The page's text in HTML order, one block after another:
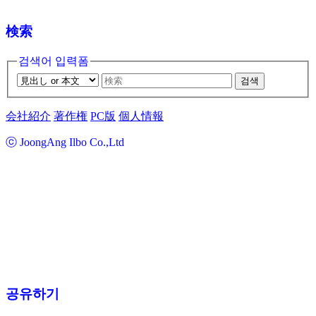
検索
검색어 입력폼
검색
会社紹介 著作権 PC版 個人情報
ⓒ JoongAng Ilbo Co.,Ltd
공유하기